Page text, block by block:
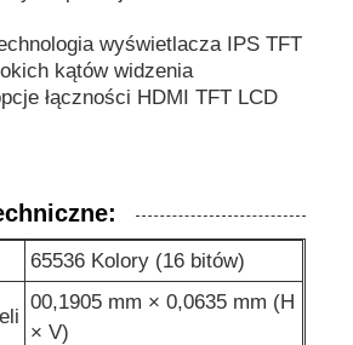
STN
LCD
wyświetlacza IPS TFT
kątów widzenia
łączności HDMI TFT LCD
65536 Kolory (16 bitów)
00,1905 mm × 0,0635 mm (H
× V)